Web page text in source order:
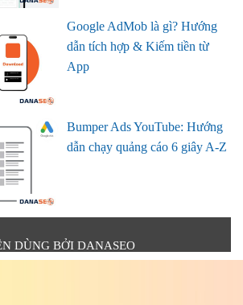
Google AdMob là gì? Hướng
dẫn tích hợp & Kiếm tiền từ
App
Bumper Ads YouTube: Hướng
dẫn chạy quảng cáo 6 giây A-Z
DÙNG BỞI DANASEO